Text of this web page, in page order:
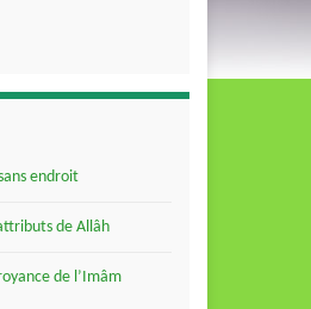
endroit
de Allâh
de l’Imâm